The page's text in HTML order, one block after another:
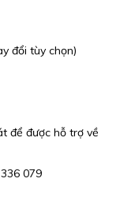
đổi tùy chọn)
để được hỗ trợ về
079